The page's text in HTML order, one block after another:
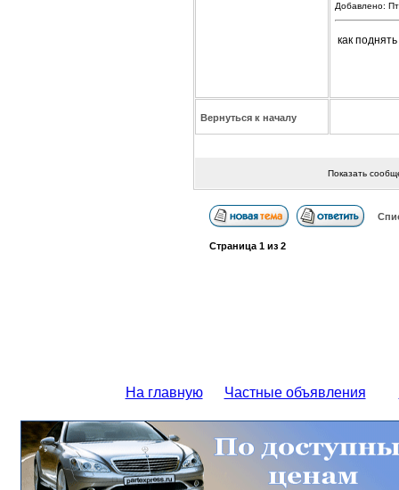
Добавлено:
как
Вернуться к началу
Показать
Страница 1из 2
На главную Частные объявления